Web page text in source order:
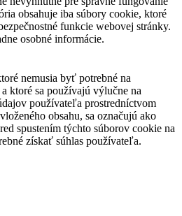
obsahuje iba súbory cookie, ktoré
funkcie webovej stránky.
osobné informácie.
nemusia byť potrebné na
ktoré sa používajú výlučne na
používateľa prostredníctvom
obsahu, sa označujú ako
spustením týchto súborov cookie na
získať súhlas používateľa.